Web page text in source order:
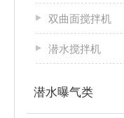
双曲面搅拌机
潜水搅拌机
潜水曝气类